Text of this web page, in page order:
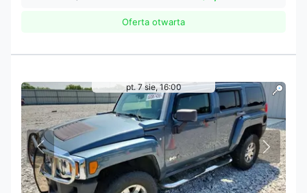
Oferta otwarta
pt. 7 sie, 16:00